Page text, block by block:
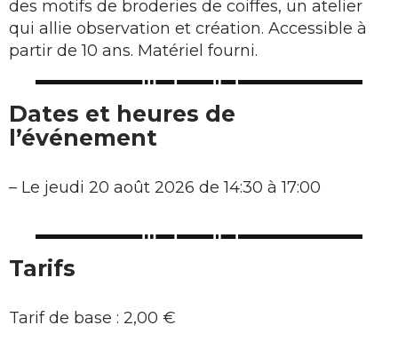
des motifs de broderies de coiffes, un atelier
qui allie observation et création. Accessible à
partir de 10 ans. Matériel fourni.
Dates et heures de
l’événement
– Le jeudi 20 août 2026 de 14:30 à 17:00
Tarifs
Tarif de base : 2,00 €